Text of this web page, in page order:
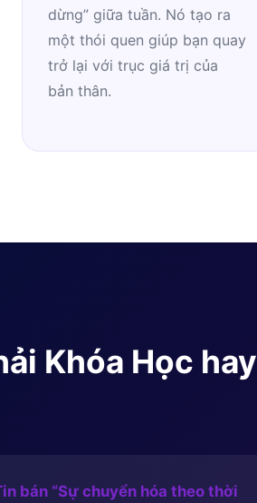
dừng” giữa tuần. Nó tạo ra
một thói quen giúp bạn quay
trở lại với trục giá trị của
bản thân.
Khóa Học hay
bán “Sự chuyển hóa theo thời